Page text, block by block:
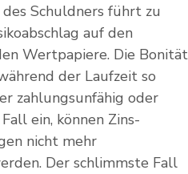
Schuldners führt zu
auf den
Wertpapiere. Die Bonität
der Laufzeit so
zahlungsunfähig oder
ein, können Zins-
nicht mehr
Der schlimmste Fall